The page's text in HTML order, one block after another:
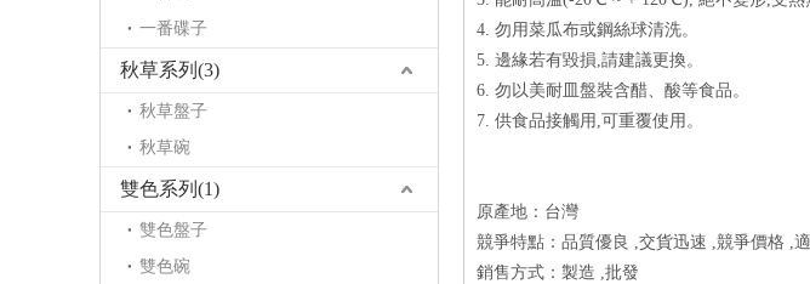
一番碟子
秋草系列(3)
秋草盤子
秋草碗
雙色系列(1)
雙色盤子
雙色碗
4. 勿用菜瓜布或鋼絲球清洗。
5. 邊緣若有毀損,請建議更換。
6. 勿以美耐皿盤裝含醋、酸等食品。
7. 供食品接觸用,可重覆使用。
原產地：台灣
競爭特點：品質優良 ,交貨迅速 ,競爭價格 ,
銷售方式：製造 ,批發